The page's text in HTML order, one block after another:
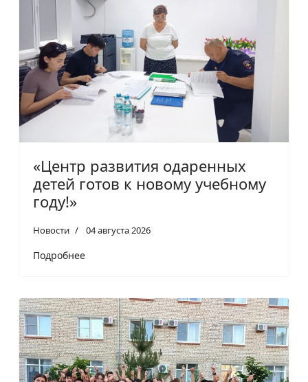
«Центр развития одаренных
детей готов к новому учебному
году!»
Новости 04 августа 2026
Подробнее